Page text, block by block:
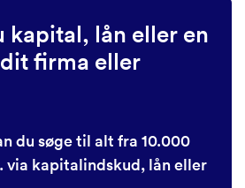
kapital, lån eller en
firma eller
du søge til alt fra 10.000
via kapitalindskud, lån eller